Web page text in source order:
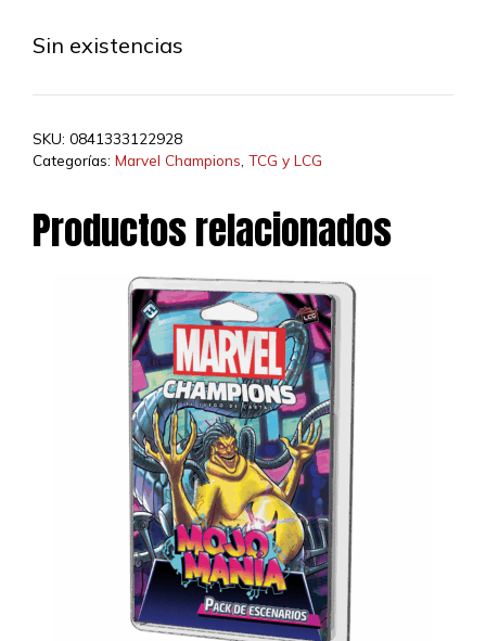
original
16,99 €.
actual
15,50 €.
Sin existencias
SKU: 0841333122928
Categorías: Marvel Champions TCG y LCG
Productos relacionados